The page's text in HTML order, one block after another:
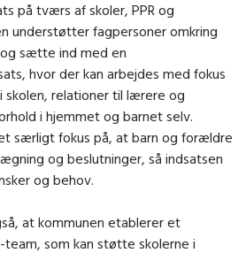
på tværs af skoler, PPR og
understøtter fagpersoner omkring
sætte ind med en
hvor der kan arbejdes med fokus
relationer til lærere og
i hjemmet og barnet selv.
særligt fokus på, at barn og forældre
og beslutninger, så indsatsen
og behov.
at kommunen etablerer et
som kan støtte skolerne i